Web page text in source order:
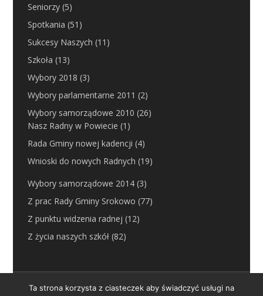
Seniorzy(5)
Spotkania (51)
Sukcesy Naszych (11)
Szkoła (13)
Wybory 2018 (3)
Wybory parlamentarne 2011 (2)
Wybory samorządowe 2010 (26)
Nasz Radny w Powiecie (1)
Rada Gminy nowej kadencji (4)
Wnioski do nowych Radnych (19)
Wybory samorządowe 2014(3)
Z prac Rady Gminy Srokowo (77)
Z punktu widzenia radnej (12)
Z życia naszych szkół(82)
SROKOWO-ONLINE-BIS.pl
Ta strona korzysta z ciasteczek aby świadczyć usługi na